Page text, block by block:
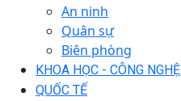
An ninh
Quân sự
Biên phòng
KHOA HỌC - CÔNG NGHỆ
QUỐC TẾ